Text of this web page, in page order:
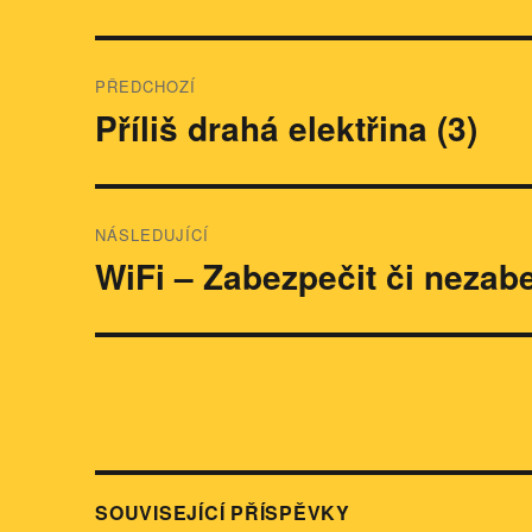
pro
PŘEDCHOZÍ
Předchozí
Příliš drahá elektřina (3)
NÁSLEDUJÍCÍ
Následující
WiFi – Zabezpečit či
SOUVISEJÍCÍ PŘÍSPĚVKY